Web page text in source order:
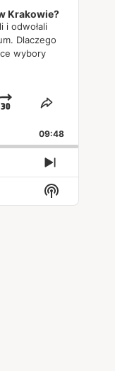
Krakowie?
i odwołali
Dlaczego
wybory
Jump
Forward
Share
Episode
09:48
Next
Episode
Show
Podcast